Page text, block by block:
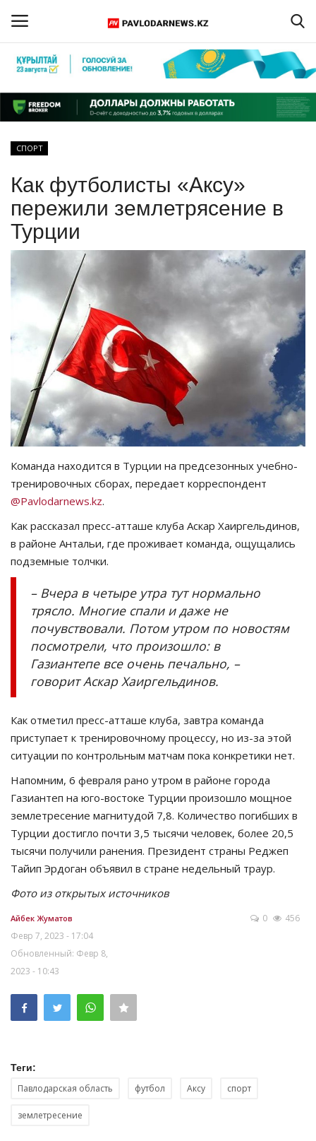
Регистрация
Главная
ПАВЛОДАРСКАЯ ОБЛАСТЬ
КАЗАХСТАН
СПЕЦПРОЕКТЫ
СПОРТ
Чек-лист
РАЗВЛЕЧЕНИЯ
OFFICIAL
Курултай
Язык
Қазақша Русский
СПОРТ
Как футболисты «Аксу»
пережили землетрясение в
Турции
Команда находится в Турции на предсезонных учебно-
тренировочных сборах, передает корреспондент
@Pavlodarnews.kz.
Как рассказал пресс-атташе клуба Аскар Хаиргельдинов,
в районе Антальи, где проживает команда, ощущались
подземные толчки.
– Вчера в четыре утра тут нормально
трясло. Многие спали и даже не
почувствовали. Потом утром по новостям
посмотрели, что произошло: в
Газиантепе все очень печально, –
говорит Аскар Хаиргельдинов.
Как отметил пресс-атташе клуба, завтра команда
приступает к тренировочному процессу, но из-за этой
ситуации по контрольным матчам пока конкретики нет.
Напомним, 6 февраля рано утром в районе города
Газиантеп на юго-востоке Турции произошло мощное
землетресение магнитудой 7,8. Количество погибших в
Турции достигло почти 3,5 тысячи человек, более 20,5
тысячи получили ранения. Президент страны Реджеп
Тайип Эрдоган объявил в стране недельный траур.
Фото из открытых источников
Айбек Жуматов
Февр 7, 2023 - 17:04
Обновленный: Февр 8,
2023 - 10:43
0 456
Теги:
Павлодарская область футбол Аксу спорт
землетресение